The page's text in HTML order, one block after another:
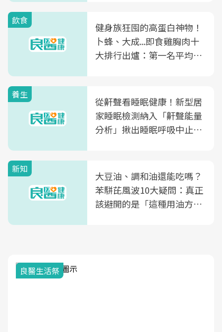
飲食
健身族狂囤的高蛋白神物！
卜蜂、大成...即食雞胸肉十
大排行出爐：第一名平均一
養生
從鼾聲看睡眠健康！新型居
家睡眠檢測納入「鼾聲能量
分析」揪出睡眠呼吸中止症
新知
大豆油、調和油還能吃嗎？
苯駢芘風波10大疑問：真正
該避開的是「這種用油方
良醫生活祭